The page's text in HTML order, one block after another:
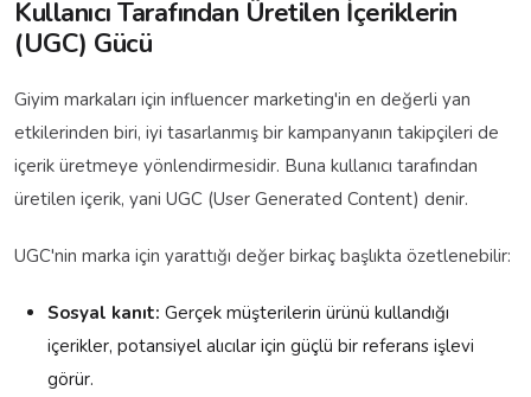
Kullanıcı Tarafından Üretilen İçeriklerin
(UGC) Gücü
Giyim markaları için influencer marketing'in en değerli yan
etkilerinden biri, iyi tasarlanmış bir kampanyanın takipçileri de
içerik üretmeye yönlendirmesidir. Buna kullanıcı tarafından
üretilen içerik, yani UGC (User Generated Content) denir.
UGC'nin marka için yarattığı değer birkaç başlıkta özetlenebilir:
Sosyal kanıt: Gerçek müşterilerin ürünü kullandığı
içerikler, potansiyel alıcılar için güçlü bir referans işlevi
görür.